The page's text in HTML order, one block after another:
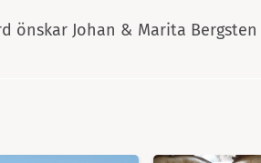
önskar Johan & Marita Bergsten